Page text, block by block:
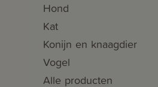
Hond
Kat
Konijn en knaagdier
Vogel
Alle producten